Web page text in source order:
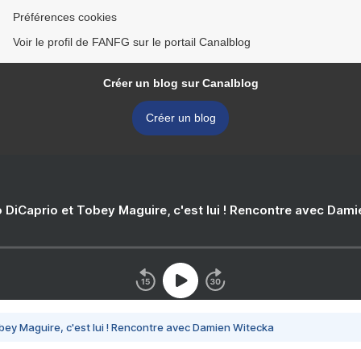
Préférences cookies
Voir le profil de FANFG sur le portail Canalblog
Créer un blog sur Canalblog
Créer un blog
DiCaprio et Tobey Maguire, c'est lui ! Rencontre avec
Maguire, c'est lui ! Rencontre avec Damien Witecka